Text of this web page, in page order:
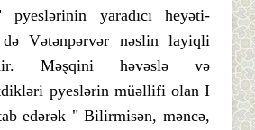
yaradıcı heyəti-
Vətənpərvər nəslin layiqli
Məşqini həvəslə və
pyeslərin müəllifi olan I
edərək " Bilirmisən, məncə,